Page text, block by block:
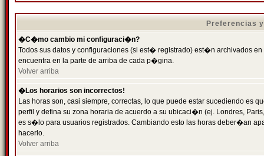
Preferencias
�C�mo cambio mi configuraci�n?
Todos sus datos y configuraciones (si est� registrado) est�n archivados
encuentra en la parte de arriba de cada p�gina.
Volver arriba
�Los horarios son incorrectos!
Las horas son, casi siempre, correctas, lo que puede estar sucediendo es
perfil y defina su zona horaria de acuerdo a su ubicaci�n (ej. Londres,
es s�lo para usuarios registrados. Cambiando esto las horas deber�an
hacerlo.
Volver arriba